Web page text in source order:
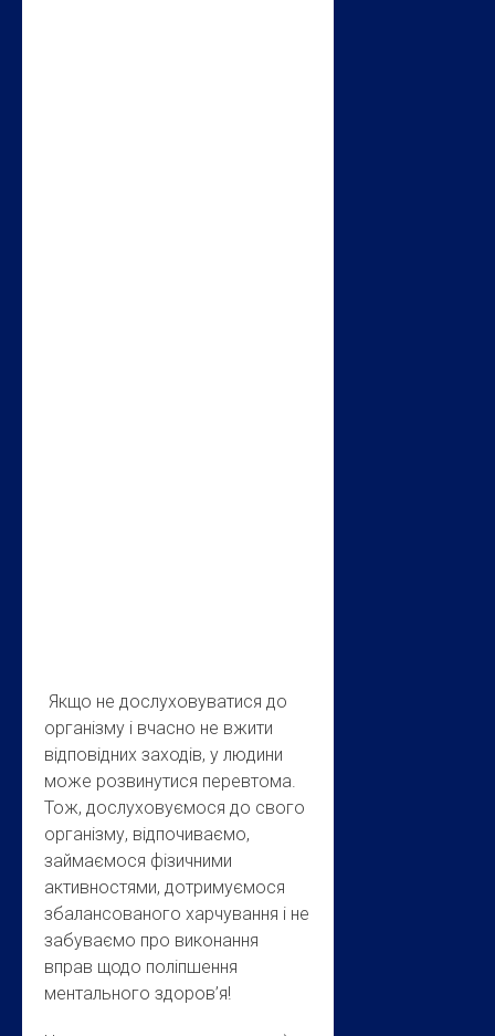
Якщо не дослуховуватися до
організму і вчасно не вжити
відповідних заходів, у людини
може розвинутися перевтома.
Тож, дослуховуємося до свого
організму, відпочиваємо,
займаємося фізичними
активностями, дотримуємося
збалансованого харчування і не
забуваємо про виконання
вправ щодо поліпшення
ментального здоров’я!